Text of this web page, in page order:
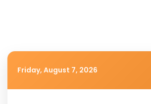
Friday, August 7, 2026